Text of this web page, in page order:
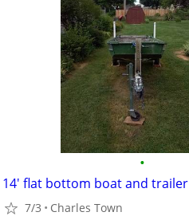
•
14' flat bottom boat and trailer
7/3 Charles Town